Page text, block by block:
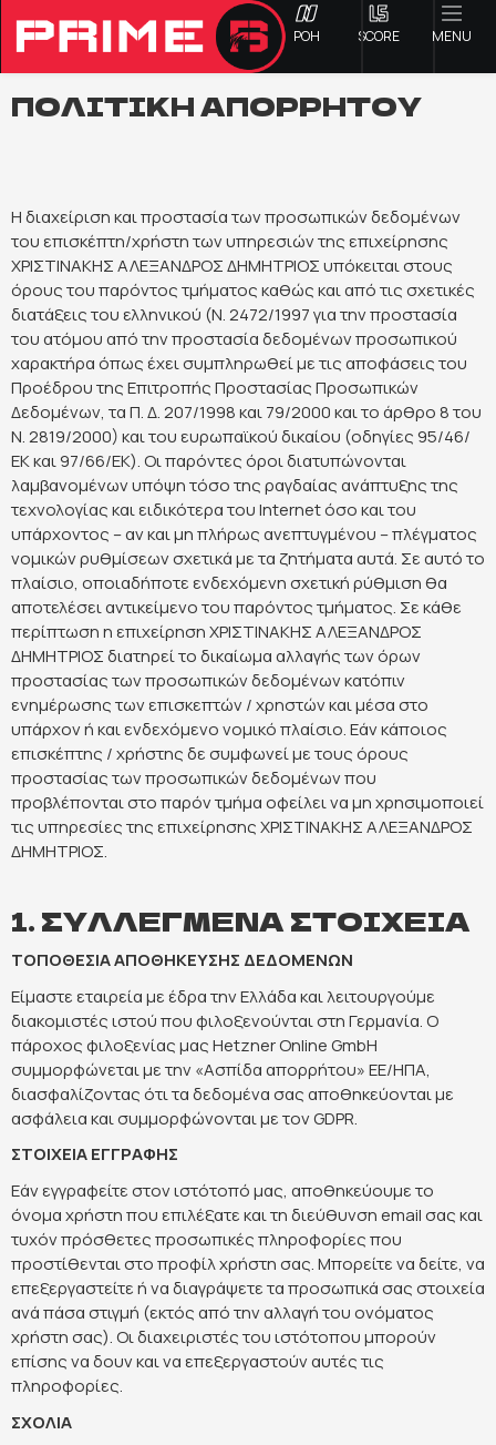
ΡΟΗ SCORE MENU
Γ ΕΘΝΙΚΗ
Α1 ΕΠΣΗ
Α2 ΕΠΣΗ
Β1 ΕΠΣΗ
Β2 ΕΠΣΗ
ΠΟΔΟΣΦΑΙΡΟ
ΑΛΛΑ ΣΠΟΡ
PRIME ZONE
ΕΠΙΚΑΙΡΟΤΗΤΑ
ΠΡΟΓΡΑΜΜΑ
ΒΑΘΜΟΛΟΓΙΕΣ
FOLLOW US
ΠΟΛΙΤΙΚΗ ΑΠΟΡΡΗΤΟΥ
© 2022-2025 PRIMESPORT.GR
ΠΟΛΙΤΙΚΗ ΑΠΟΡΡΗΤΟΥ
Η διαχείριση και προστασία των προσωπικών δεδομένων
του επισκέπτη/χρήστη των υπηρεσιών της επιχείρησης
ΧΡΙΣΤΙΝΑΚΗΣ ΑΛΕΞΑΝΔΡΟΣ ΔΗΜΗΤΡΙΟΣ υπόκειται στους
όρους του παρόντος τμήματος καθώς και από τις σχετικές
διατάξεις του ελληνικού (Ν. 2472/1997 για την προστασία
του ατόμου από την προστασία δεδομένων προσωπικού
χαρακτήρα όπως έχει συμπληρωθεί με τις αποφάσεις του
Προέδρου της Επιτροπής Προστασίας Προσωπικών
Δεδομένων, τα Π. Δ. 207/1998 και 79/2000 και το άρθρο 8 του
Ν. 2819/2000) και του ευρωπαϊκού δικαίου (οδηγίες 95/46/
ΕΚ και 97/66/ΕΚ). Οι παρόντες όροι διατυπώνονται
λαμβανομένων υπόψη τόσο της ραγδαίας ανάπτυξης της
τεχνολογίας και ειδικότερα του Internet όσο και του
υπάρχοντος – αν και μη πλήρως ανεπτυγμένου – πλέγματος
νομικών ρυθμίσεων σχετικά με τα ζητήματα αυτά. Σε αυτό το
πλαίσιο, οποιαδήποτε ενδεχόμενη σχετική ρύθμιση θα
αποτελέσει αντικείμενο του παρόντος τμήματος. Σε κάθε
περίπτωση η επιχείρηση ΧΡΙΣΤΙΝΑΚΗΣ ΑΛΕΞΑΝΔΡΟΣ
ΔΗΜΗΤΡΙΟΣ διατηρεί το δικαίωμα αλλαγής των όρων
προστασίας των προσωπικών δεδομένων κατόπιν
ενημέρωσης των επισκεπτών / χρηστών και μέσα στο
υπάρχον ή και ενδεχόμενο νομικό πλαίσιο. Εάν κάποιος
επισκέπτης / χρήστης δε συμφωνεί με τους όρους
προστασίας των προσωπικών δεδομένων που
προβλέπονται στο παρόν τμήμα οφείλει να μη χρησιμοποιεί
τις υπηρεσίες της επιχείρησης ΧΡΙΣΤΙΝΑΚΗΣ ΑΛΕΞΑΝΔΡΟΣ
ΔΗΜΗΤΡΙΟΣ.
1. ΣΥΛΛΕΓΜΕΝΑ ΣΤΟΙΧΕΙΑ
ΤΟΠΟΘΕΣΙΑ ΑΠΟΘΗΚΕΥΣΗΣ ΔΕΔΟΜΕΝΩΝ
Είμαστε εταιρεία με έδρα την Ελλάδα και λειτουργούμε
διακομιστές ιστού που φιλοξενούνται στη Γερμανία. Ο
πάροχος φιλοξενίας μας Hetzner Online GmbH
συμμορφώνεται με την «Ασπίδα απορρήτου» ΕΕ/ΗΠΑ,
διασφαλίζοντας ότι τα δεδομένα σας αποθηκεύονται με
ασφάλεια και συμμορφώνονται με τον GDPR.
ΣΤΟΙΧΕΙΑ ΕΓΓΡΑΦΗΣ
Εάν εγγραφείτε στον ιστότοπό μας, αποθηκεύουμε το
όνομα χρήστη που επιλέξατε και τη διεύθυνση email σας και
τυχόν πρόσθετες προσωπικές πληροφορίες που
προστίθενται στο προφίλ χρήστη σας. Μπορείτε να δείτε, να
επεξεργαστείτε ή να διαγράψετε τα προσωπικά σας στοιχεία
ανά πάσα στιγμή (εκτός από την αλλαγή του ονόματος
χρήστη σας). Οι διαχειριστές του ιστότοπου μπορούν
επίσης να δουν και να επεξεργαστούν αυτές τις
πληροφορίες.
ΣΧΟΛΙΑ